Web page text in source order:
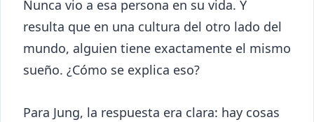
Nunca vio a esa persona en su vida. Y
resulta que en una cultura del otro lado del
mundo, alguien tiene exactamente el mismo
sueño. ¿Cómo se explica eso?
Para Jung, la respuesta era clara: hay cosas